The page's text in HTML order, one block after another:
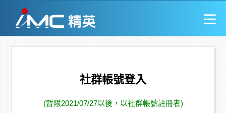
社群帳號登入
(暫限2021/07/27以後，以社群帳號註冊者)